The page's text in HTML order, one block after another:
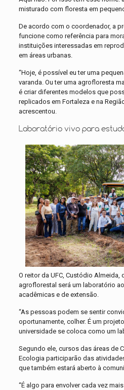
misturado com floresta em
De acordo com o coordenador, a
funcione como referência para
instituições interessadas em
em áreas urbanas.
“Hoje, é possível eu ter uma
varanda. Ou ter uma agrofloresta
é criar diferentes modelos que
replicados em Fortaleza e na
acrescentou.
Laboratório vivo para
O reitor da UFC, Custódio Almeida,
agroflorestal será um laboratório
acadêmicas e de extensão.
“As pessoas podem se sentir
oportunamente, colher. É um
universidade se coloca como um
Segundo ele, cursos das áreas de
Ecologia participarão das
que também estará aberto à
“É algo para envolver cada vez